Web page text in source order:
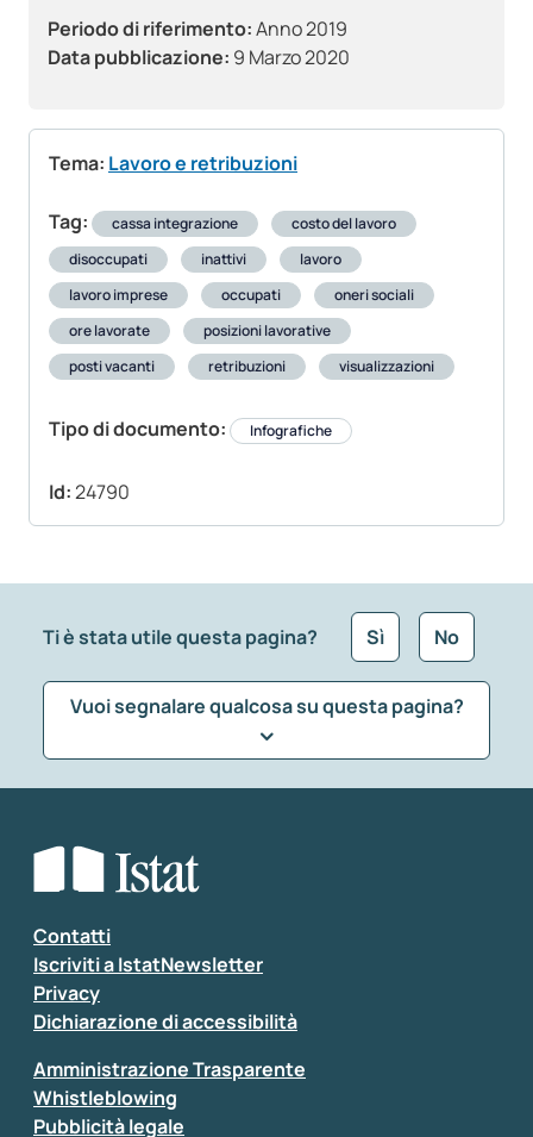
Periodo di riferimento:Anno 2019
Data pubblicazione: 9 Marzo 2020
Tema: Lavoro e retribuzioni
Tag: cassa integrazione
costo del lavoro
disoccupati
inattivi
lavoro
lavoro imprese
occupati
oneri sociali
ore lavorate
posizioni lavorative
posti vacanti
retribuzioni visualizzazioni
Tipo di documento: Infografiche
Id:24790
Ti è stata utile questa pagina? Sì No
Vuoi segnalare qualcosa su questa pagina?
Seleziona la tipologia della segnalazione
Inserisci il tuo commento
Contatti
Iscriviti a IstatNewsletter
Privacy
Dichiarazione di accessibilità
Amministrazione Trasparente
Whistleblowing
Pubblicità legale